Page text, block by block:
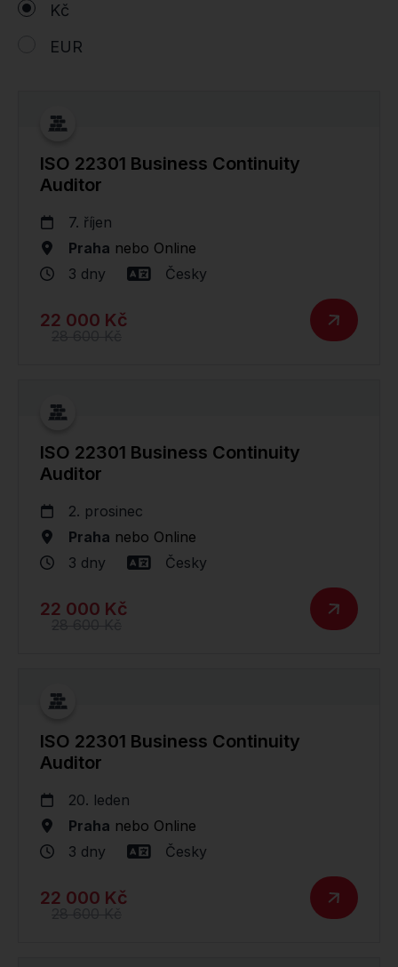
Kč
EUR
ISO 22301 Business Continuity
Auditor
7. říjen
Praha nebo Online
3 dny
Česky
22 000 Kč
ISO 22301 Business Continuity
Auditor
2. prosinec
Praha nebo Online
3 dny
Česky
22 000 Kč
ISO 22301 Business Continuity
Auditor
20. leden
Praha nebo Online
3 dny
Česky
22 000 Kč